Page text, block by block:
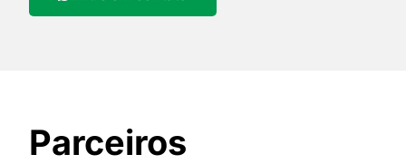
Parceiros